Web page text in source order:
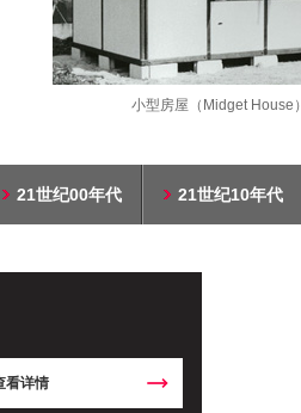
小型房屋（Midget House）
21世纪00年代 21世纪10年代
看详情